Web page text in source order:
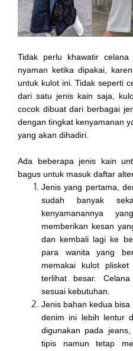
Tidak perlu khawatir
nyaman ketika dipakai,
untuk kulot ini. Tidak seperti
dari satu jenis kain saja,
cocok dibuat dari berbagai
dengan tingkat kenyamanan
yang akan dihadiri.
Ada beberapa jenis kain
bagus untuk masuk daftar
Jenis yang pertama,
sudah banyak
kenyamanannya
memberikan kesan
dan kembali lagi ke
para wanita yang
memakai kulot
terlihat besar.
sesuai kebutuhan.
Jenis bahan kedua
denim ini lebih lentur
digunakan pada
tipis namun tetap